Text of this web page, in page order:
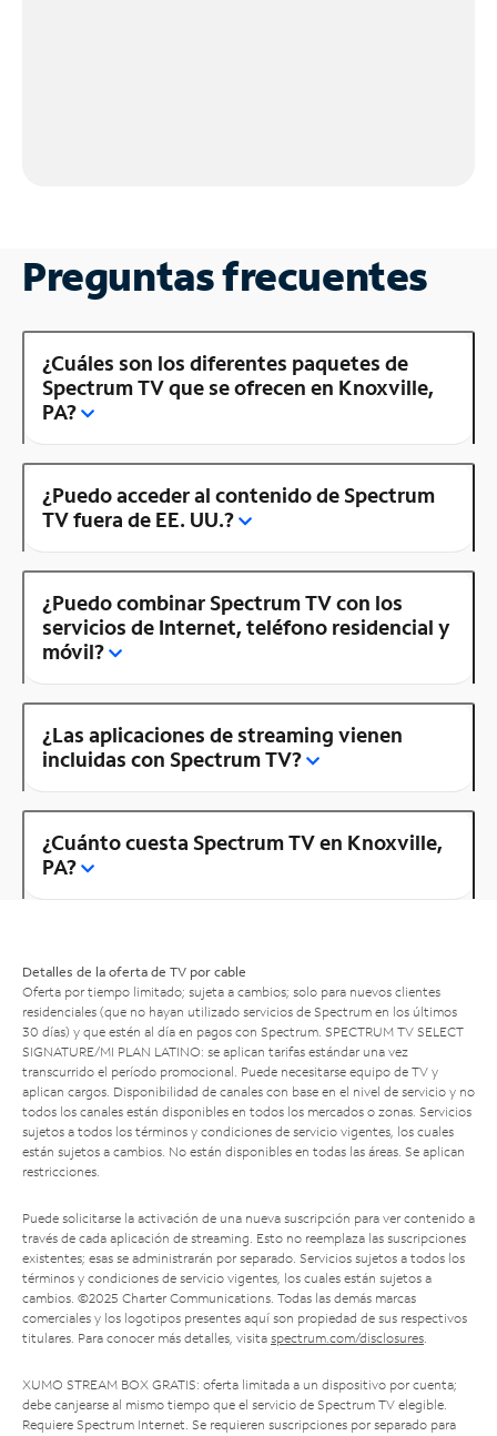
Preguntas frecuentes
¿Cuáles son los diferentes paquetes de
Spectrum TV que se ofrecen en Knoxville,
PA?
¿Puedo acceder al contenido de Spectrum
TV fuera de EE. UU.?
¿Puedo combinar Spectrum TV con los
servicios de Internet, teléfono residencial y
móvil?
¿Las aplicaciones de streaming vienen
incluidas con Spectrum TV?
¿Cuánto cuesta Spectrum TV en Knoxville,
PA?
Detalles de la oferta de TV por cable
Oferta por tiempo limitado; sujeta a cambios; solo para nuevos clientes
residenciales (que no hayan utilizado servicios de Spectrum en los últimos
30 días) y que estén al día en pagos con Spectrum. SPECTRUM TV SELECT
SIGNATURE/MI PLAN LATINO: se aplican tarifas estándar una vez
transcurrido el período promocional. Puede necesitarse equipo de TV y
aplican cargos. Disponibilidad de canales con base en el nivel de servicio y no
todos los canales están disponibles en todos los mercados o zonas. Servicios
sujetos a todos los términos y condiciones de servicio vigentes, los cuales
están sujetos a cambios. No están disponibles en todas las áreas. Se aplican
restricciones.
Puede solicitarse la activación de una nueva suscripción para ver contenido a
través de cada aplicación de streaming. Esto no reemplaza las suscripciones
existentes; esas se administrarán por separado. Servicios sujetos a todos los
términos y condiciones de servicio vigentes, los cuales están sujetos a
cambios. ©2025 Charter Communications. Todas las demás marcas
comerciales y los logotipos presentes aquí son propiedad de sus respectivos
titulares. Para conocer más detalles, visita spectrum.com/disclosures.
XUMO STREAM BOX GRATIS: oferta limitada a un dispositivo por cuenta;
debe canjearse al mismo tiempo que el servicio de Spectrum TV elegible.
Requiere Spectrum Internet. Se requieren suscripciones por separado para